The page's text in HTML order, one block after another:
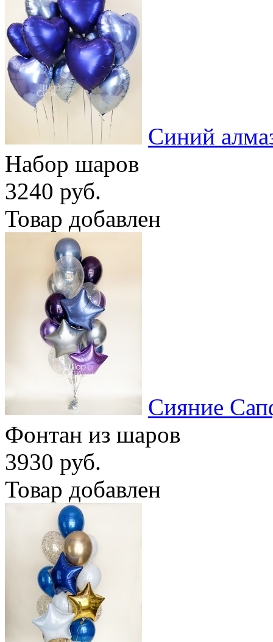
Синий
Набор шаров
3240 руб.
Товар добавлен
Сияние
Фонтан из шаров
3930 руб.
Товар добавлен